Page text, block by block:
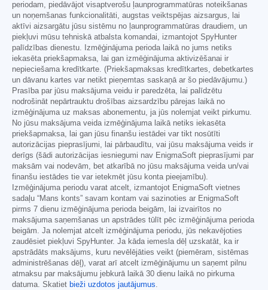
periodam, piedāvājot visaptverošu ļaunprogrammatūras noteikšanas
un noņemšanas funkcionalitāti, augstas veiktspējas aizsargus, lai
aktīvi aizsargātu jūsu sistēmu no ļaunprogrammatūras draudiem, un
piekļuvi mūsu tehniskā atbalsta komandai, izmantojot SpyHunter
palīdzības dienestu. Izmēģinājuma perioda laikā no jums netiks
iekasēta priekšapmaksa, lai gan izmēģinājuma aktivizēšanai ir
nepieciešama kredītkarte. (Priekšapmaksas kredītkartes, debetkartes
un dāvanu kartes var netikt pieņemtas saskaņā ar šo piedāvājumu.)
Prasība par jūsu maksājuma veidu ir paredzēta, lai palīdzētu
nodrošināt nepārtrauktu drošības aizsardzību pārejas laikā no
izmēģinājuma uz maksas abonementu, ja jūs nolemjat veikt pirkumu.
No jūsu maksājuma veida izmēģinājuma laikā netiks iekasēta
priekšapmaksa, lai gan jūsu finanšu iestādei var tikt nosūtīti
autorizācijas pieprasījumi, lai pārbaudītu, vai jūsu maksājuma veids ir
derīgs (šādi autorizācijas iesniegumi nav EnigmaSoft pieprasījumi par
maksām vai nodevām, bet atkarībā no jūsu maksājuma veida un/vai
finanšu iestādes tie var ietekmēt jūsu konta pieejamību).
Izmēģinājuma periodu varat atcelt, izmantojot EnigmaSoft vietnes
sadaļu “Mans konts” savam kontam vai sazinoties ar EnigmaSoft
pirms 7 dienu izmēģinājuma perioda beigām, lai izvairītos no
maksājuma saņemšanas un apstrādes tūlīt pēc izmēģinājuma perioda
beigām. Ja nolemjat atcelt izmēģinājuma periodu, jūs nekavējoties
zaudēsiet piekļuvi SpyHunter. Ja kāda iemesla dēļ uzskatāt, ka ir
apstrādāts maksājums, kuru nevēlējāties veikt (piemēram, sistēmas
administrēšanas dēļ), varat arī atcelt izmēģinājumu un saņemt pilnu
atmaksu par maksājumu jebkurā laikā 30 dienu laikā no pirkuma
datuma. Skatiet bieži uzdotos jautājumus.